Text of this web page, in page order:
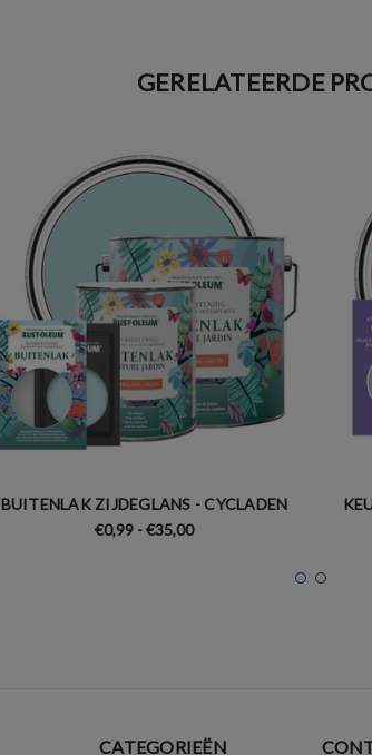
GERELATEERDE
BUITENLAK ZIJDEGLANS - CYCLADEN
€0,99 - €35,00
CATEGORIEËN